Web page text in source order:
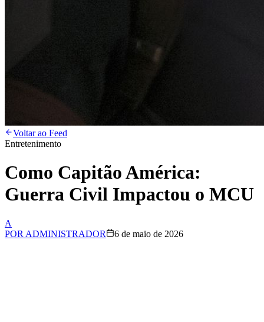
Voltar ao Feed
Entretenimento
Como Capitão América:
Guerra Civil Impactou o MCU
A
POR ADMINISTRADOR 6 de maio de 2026